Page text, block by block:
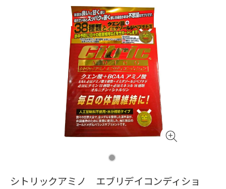
シトリックアミノ エブリデイコンディショ